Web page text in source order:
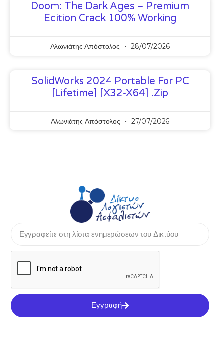
Doom: The Dark Ages – Premium
Edition Crack 100% Working
Αλωνιάτης Απόστολος 28/07/2026
SolidWorks 2024 Portable For PC
[Lifetime] [x32-X64] .zip
Αλωνιάτης Απόστολος 27/07/2026
Εγγραφή